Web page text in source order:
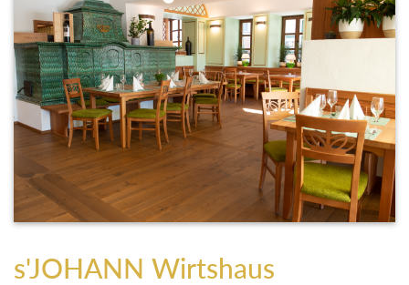
s'JOHANN Wirtshaus